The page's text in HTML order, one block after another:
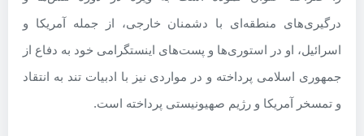
درگیری‌های منطقه‌ای با دشمنان خارجی، از جمله آمریکا و
اسرائیل، او در استوری‌ها و پست‌های اینستگرامی خود به دفاع از
جمهوری اسلامی پرداخته و در مواردی نیز با ادبیات تند به انتقاد
و تمسخر آمریکا و رژیم صهیونیستی پرداخته است.